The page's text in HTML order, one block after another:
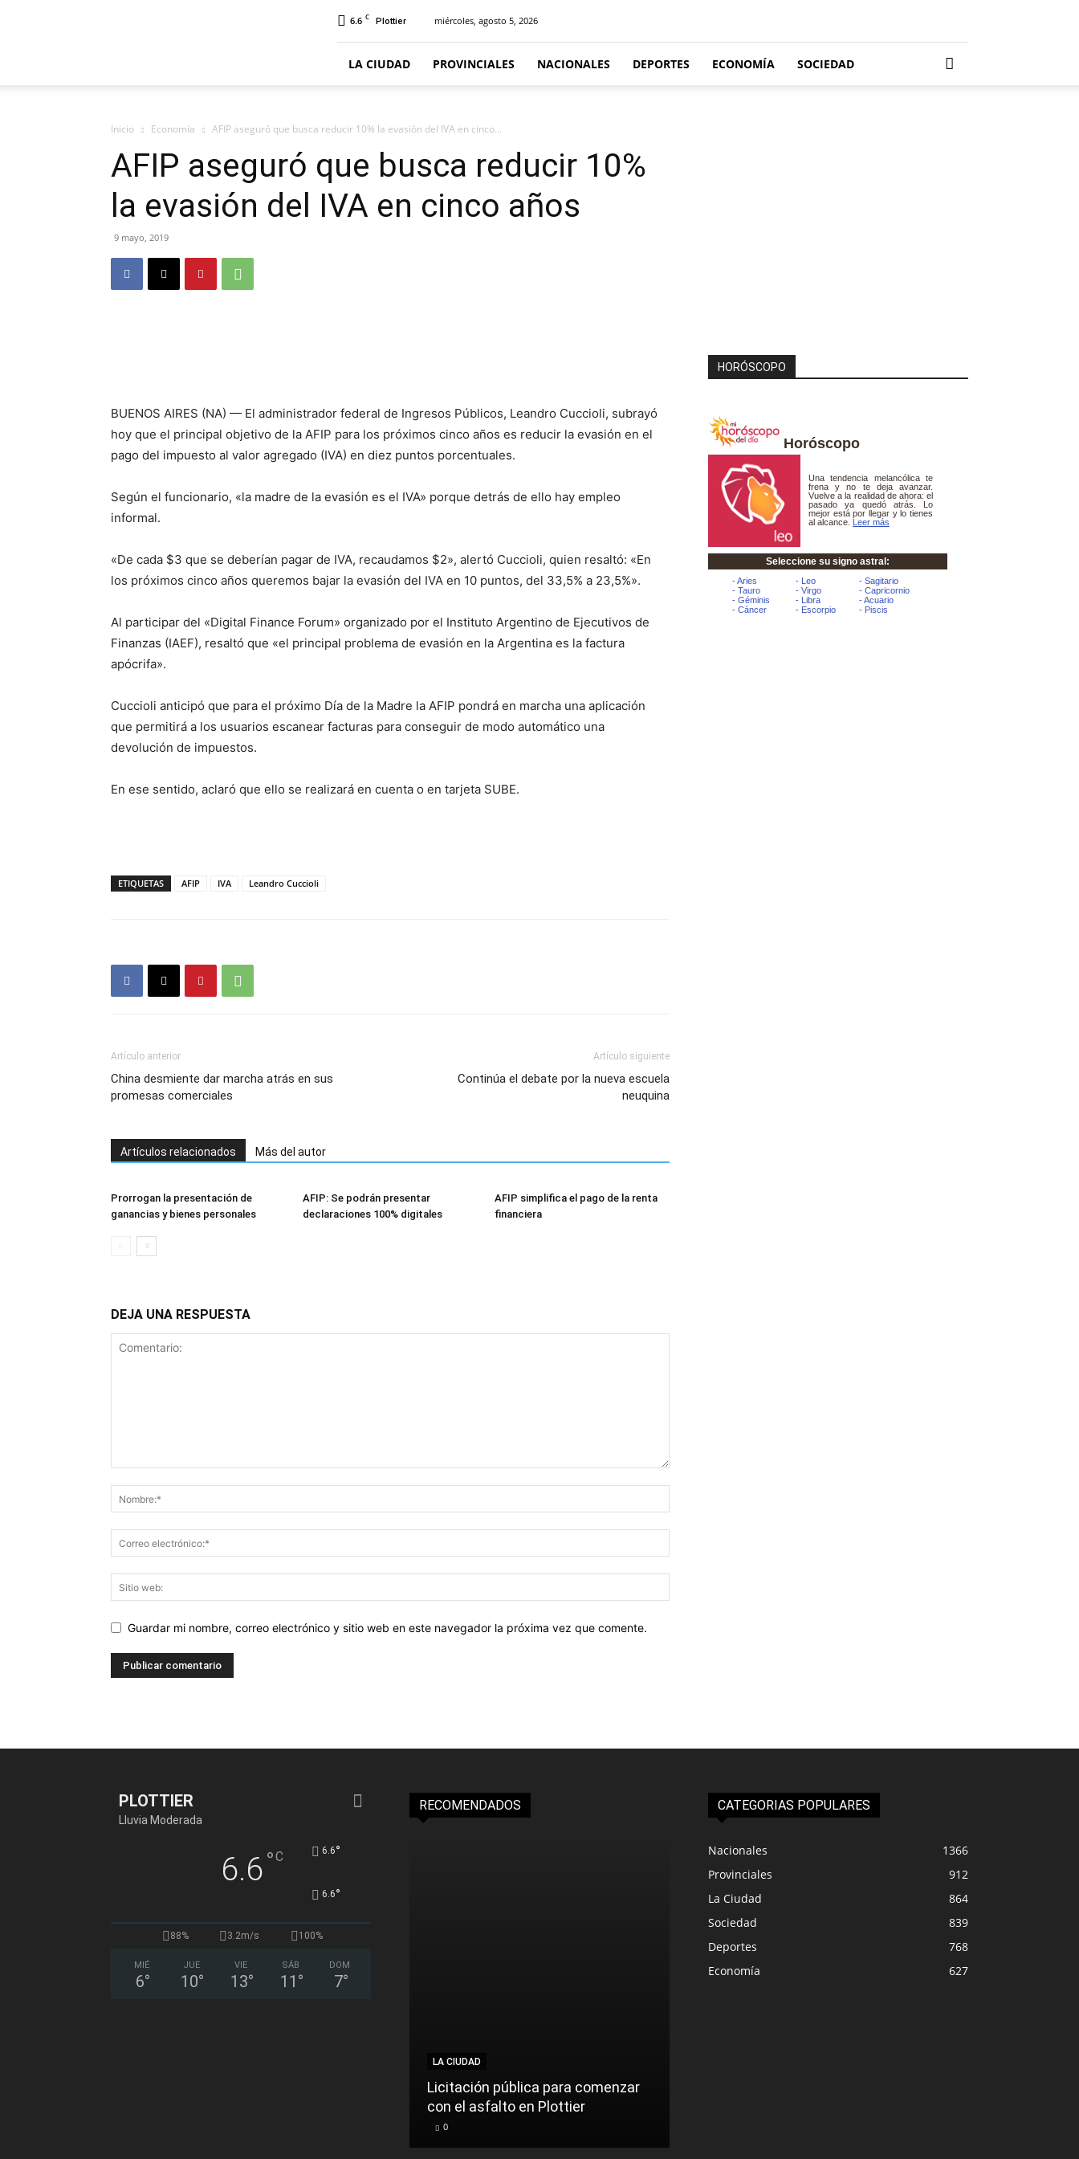
6.6 C Plottier miércoles, agosto 5, 2026
LA CIUDAD PROVINCIALES NACIONALES DEPORTES ECONOMÍA SOCIEDAD
Inicio Economía AFIP aseguró que busca reducir 10% la evasión del IVA en cinco...
AFIP aseguró que busca reducir 10%
la evasión del IVA en cinco años
9 mayo, 2019
BUENOS AIRES (NA) — El administrador federal de Ingresos Públicos, Leandro Cuccioli, subrayó
hoy que el principal objetivo de la AFIP para los próximos cinco años es reducir la evasión en el
pago del impuesto al valor agregado (IVA) en diez puntos porcentuales.
Según el funcionario, «la madre de la evasión es el IVA» porque detrás de ello hay empleo
informal.
«De cada $3 que se deberían pagar de IVA, recaudamos $2», alertó Cuccioli, quien resaltó: «En
los próximos cinco años queremos bajar la evasión del IVA en 10 puntos, del 33,5% a 23,5%».
Al participar del «Digital Finance Forum» organizado por el Instituto Argentino de Ejecutivos de
Finanzas (IAEF), resaltó que «el principal problema de evasión en la Argentina es la factura
apócrifa».
Cuccioli anticipó que para el próximo Día de la Madre la AFIP pondrá en marcha una aplicación
que permitirá a los usuarios escanear facturas para conseguir de modo automático una
devolución de impuestos.
En ese sentido, aclaró que ello se realizará en cuenta o en tarjeta SUBE.
ETIQUETAS AFIP IVA Leandro Cuccioli
Artículo anterior
China desmiente dar marcha atrás en sus
promesas comerciales
Artículo siguiente
Continúa el debate por la nueva escuela
neuquina
Artículos relacionados Más del autor
Prorrogan la presentación de
ganancias y bienes personales
AFIP: Se podrán presentar
declaraciones 100% digitales
AFIP simplifica el pago de la renta
financiera
DEJA UNA RESPUESTA
Guardar mi nombre, correo electrónico y sitio web en este navegador la próxima vez que comente.
HORÓSCOPO
Horóscopo
PLOTTIER
Lluvia Moderada
6.6°C 6.6°
6.6°
88% 3.2m/s 100%
MIÉ
6°
JUE
10°
VIE
13°
SÁB
11 °
DOM
7°
RECOMENDADOS
LA CIUDAD
Licitación pública para comenzar
con el asfalto en Plottier
0
CATEGORIAS POPULARES
Nacionales
1366
Provinciales
912
La Ciudad
864
Sociedad
839
Deportes
768
Economía
627